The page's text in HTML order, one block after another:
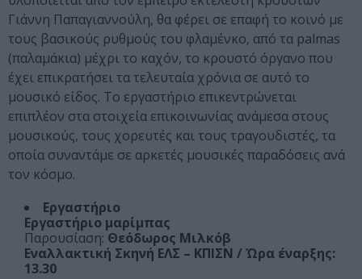
Γιάννη Παπαγιαννούλη, θα φέρει σε επαφή το κοινό με
τους βασικούς ρυθμούς του φλαμένκο, από τα palmas
(παλαμάκια) μέχρι το καχόν, το κρουστό όργανο που
έχει επικρατήσει τα τελευταία χρόνια σε αυτό το
μουσικό είδος. To εργαστήριο επικεντρώνεται
επιπλέον στα στοιχεία επικοινωνίας ανάμεσα στους
μουσικούς, τους χορευτές και τους τραγουδιστές, τα
οποία συναντάμε σε αρκετές μουσικές παραδόσεις ανά
τον κόσμο.
Εργαστήριο
Εργαστήριο μαρίμπας
Παρουσίαση: Θεόδωρος Μιλκόβ
Εναλλακτική Σκηνή ΕΛΣ – ΚΠΙΣΝ / Ώρα έναρξης:
13.30